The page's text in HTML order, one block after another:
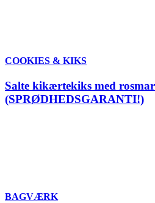
COOKIES & KIKS
Salte kikærtekiks med
(SPRØDHEDSGARANTI!)
BAGVÆRK